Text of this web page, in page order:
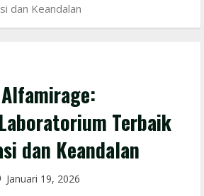
dan Keandalan
Terbaik
dan Keandalan
Januari 19, 2026